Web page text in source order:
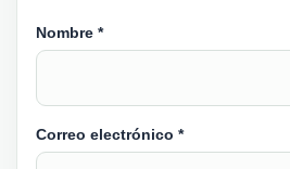
Nombre *
Correo electrónico *